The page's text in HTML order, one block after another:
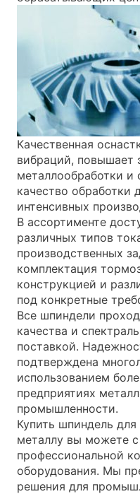
Качественная
вибраций, повышает
металлообработки и
качество обработки
интенсивных
В ассортименте
различных типов
производственных
комплектация
конструкцией и
под конкретные
Все шпиндели
качества и
поставкой.
подтверждена
использованием
предприятиях
промышленности.
Купить шпиндель
металлу вы можете с
профессиональной
оборудования. Мы
решения для